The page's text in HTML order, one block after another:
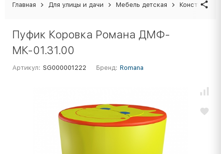
Главная Для улицы и дачи Мебель детская
Пуфик Коровка Романа ДМФ-
МК-01.31.00
Артикул: SG000001222 Бренд: Romana